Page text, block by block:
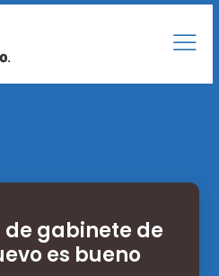
gabinete de
es bueno